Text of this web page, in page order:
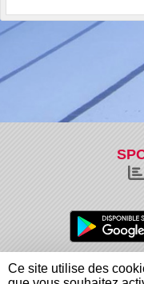
Charte
Informations légales
Ce site utilise des